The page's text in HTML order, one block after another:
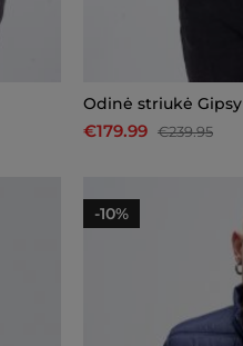
Odinė striukė Gipsy
€179.99 €239.95
-10%